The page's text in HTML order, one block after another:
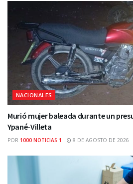
NACIONALES
Murió mujer baleada durante un
Ypané-Villeta
POR 1000 NOTICIAS 1 8 DE AGOSTO DE 2026